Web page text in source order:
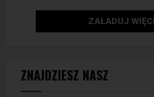
ZNAJDZIESZ NASZ
ZAŁADUJ